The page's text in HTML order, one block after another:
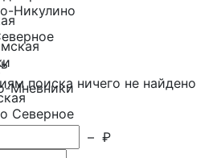
Никулино
Мневники
Северное
поиска ничего не найдено
– ₽